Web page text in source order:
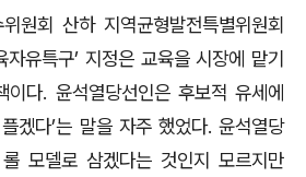
원회 산하 지역균형발전특별위원회
유특구’ 지정은 교육을 시장에 맡기
이다. 윤석열당선인은 후보적 유세에
플겠다’는 말을 자주 했었다. 윤석열당
모델로 삼겠다는 것인지 모르지만